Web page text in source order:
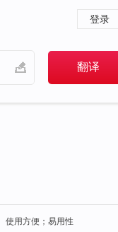
登录
使用方便；易用性